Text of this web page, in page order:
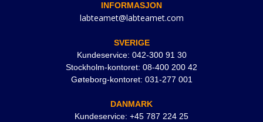
INFORMASJON
labteamet@labteamet.com
SVERIGE
Kundeservice: 042-300 91 30
Stockholm-kontoret: 08-400 200 42
Gøteborg-kontoret: 031-277 001
DANMARK
Kundeservice: +45 787 224 25